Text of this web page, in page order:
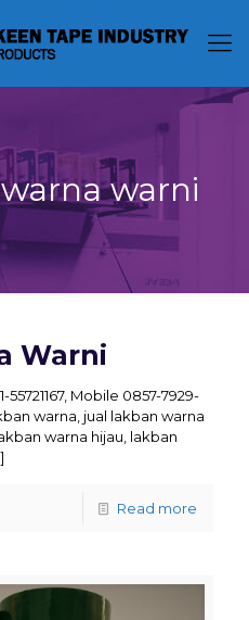
warni
Warni
Mobile 0857-7929-
warna, jual lakban warna
warna hijau, lakban
Read more